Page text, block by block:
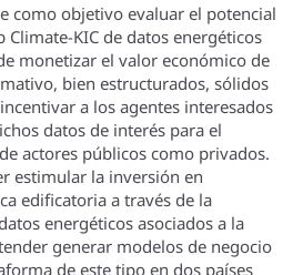
como objetivo evaluar el potencial
KIC de datos energéticos
monetizar el valor económico de
bien estructurados, sólidos
a los agentes interesados
datos de interés para el
actores públicos como privados.
estimular la inversión en
edificatoria a través de la
energéticos asociados a la
generar modelos de negocio
de este tipo en dos paí­ses